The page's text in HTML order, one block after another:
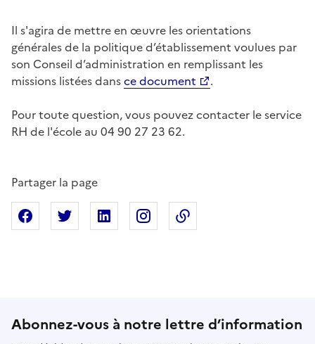
Il s'agira de mettre en œuvre les orientations
générales de la politique d’établissement voulues par
son Conseil d’administration en remplissant les
missions listées dansce document
.
Pour toute question, vous pouvez contacter le service
RH de l'école au 04 90 27 23 62.
Partager la page
Partager sur Facebook
Partager sur XPartager sur Linkedin
Partager sur Instagram
Abonnez-vous à notre lettre d’information